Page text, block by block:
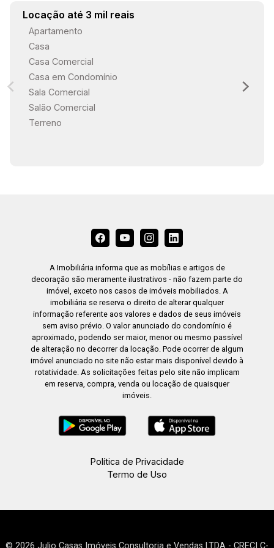
deseja viver com conforto, lazer e tecnologia
em um imóvel completo e pronto para morar.
Entre em contato e agende sua visita para
conhecer pessoalmente essa residência
exclusiva!
Locação até 3 mil reais
Apartamento
Casa
Casa Comercial
Casa em Condomínio
Sala Comercial
Salão Comercial
Terreno
A Imobiliária informa que as mobílias e artigos de
decoração são meramente ilustrativos - não fazem parte do
imóvel, exceto nos casos de imóveis mobiliados. A
imobiliária se reserva o direito de alterar qualquer
informação referente aos valores e dados de seus imóveis
sem aviso prévio. O valor anunciado do condomínio é
aproximado, podendo ser maior, menor ou mesmo passível
de alteração no decorrer da locação. Pode ocorrer de algum
imóvel anunciado no site não estar mais disponível devido à
rotatividade. As solicitações feitas pelo site não implicam
em reserva, compra, venda ou locação de quaisquer
imóveis.
Política de Privacidade
Termo de Uso
© 2026 Julio Casas Imóveis Consultoria e Vendas LTDA - CRECI C-